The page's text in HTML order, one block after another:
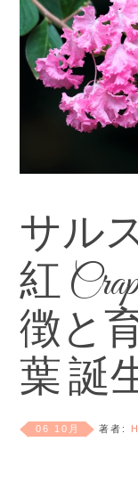
サル
紅
徴と
葉 誕
06 10月 著者: